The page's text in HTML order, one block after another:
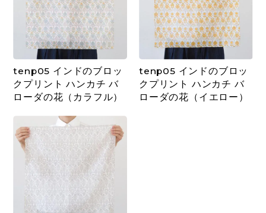
tenp05 インドのブロッ
クプリント ハンカチ バ
ローダの花（カラフル）
tenp05 インドのブロッ
クプリント ハンカチ バ
ローダの花（イエロー）